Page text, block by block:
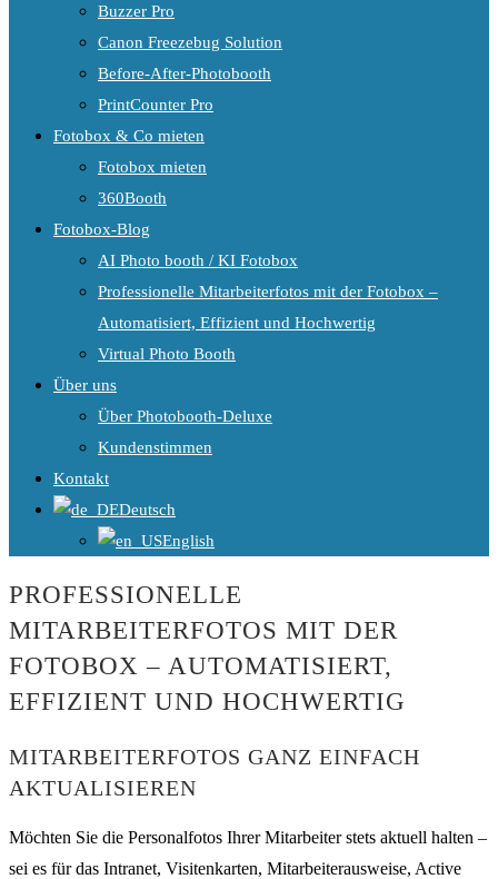
Buzzer Pro
Canon Freezebug Solution
Before-After-Photobooth
PrintCounter Pro
Fotobox & Co mieten
Fotobox mieten
360Booth
Fotobox-Blog
AI Photo booth / KI Fotobox
Professionelle Mitarbeiterfotos mit der Fotobox –
Automatisiert, Effizient und Hochwertig
Virtual Photo Booth
Über uns
Über Photobooth-Deluxe
Kundenstimmen
Kontakt
Deutsch
English
PROFESSIONELLE
MITARBEITERFOTOS MIT DER
FOTOBOX – AUTOMATISIERT,
EFFIZIENT UND HOCHWERTIG
MITARBEITERFOTOS GANZ EINFACH
AKTUALISIEREN
Möchten Sie die Personalfotos Ihrer Mitarbeiter stets aktuell halten –
sei es für das Intranet, Visitenkarten, Mitarbeiterausweise, Active